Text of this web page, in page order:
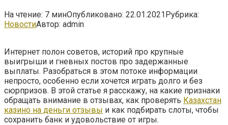
На чтение: 7 минОпубликовано: 22.01.2021Рубрика:
НовостиАвтор: admin
Интернет полон советов, историй про крупные
выигрыши и гневных постов про задержанные
выплаты. Разобраться в этом потоке информации
непросто, особенно если хочется играть долго и без
сюрпризов. В этой статье я расскажу, на какие признаки
обращать внимание в отзывах, как проверять Казахстан
казино на деньги отзывы и как подбирать слоты, чтобы
сохранить банк и удовольствие от игры.